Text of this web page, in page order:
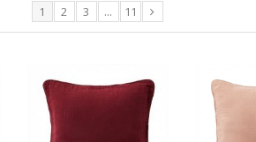
1 2 3 ... 11